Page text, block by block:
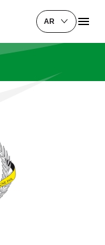
AR